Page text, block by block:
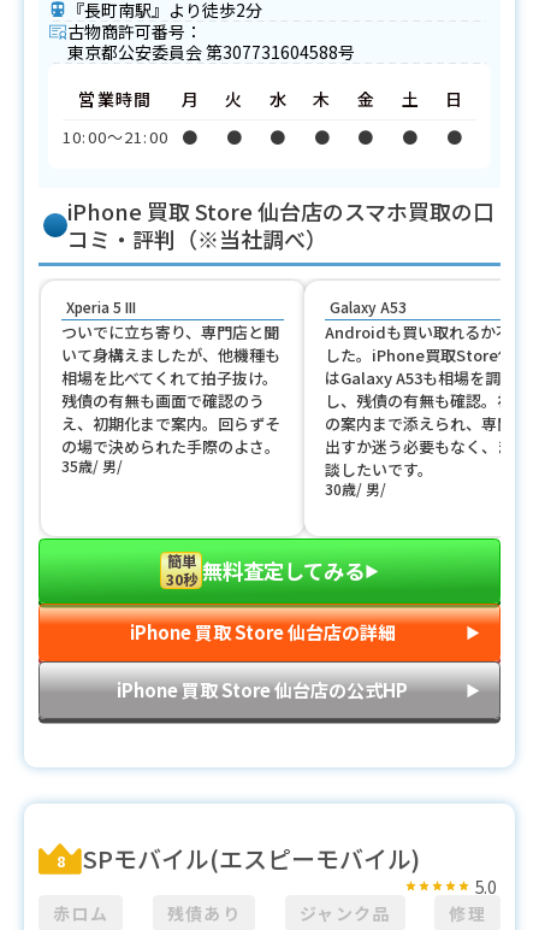
『長町南駅』より徒歩2分
古物商許可番号：
東京都公安委員会 第307731604588号
営業時間
10:00〜21:00
月
●
火
●
水
●
木
●
金
●
土
●
日
●
iPhone 買取 Store 仙台店のスマホ買取の口
コミ・評判（※当社調べ）
Xperia 5 III
ついでに立ち寄り、専門店と聞
いて身構えましたが、他機種も
相場を比べてくれて拍子抜け。
残債の有無も画面で確認のう
え、初期化まで案内。回らずそ
の場で決められた手際のよさ。
35歳 男
Galaxy A53
Androidも買い取れるか不安
した。iPhone買取Store仙台
はGalaxy A53も相場を調べ直
し、残債の有無も確認。初期
の案内まで添えられ、専門店
出すか迷う必要もなく、また
談したいです。
30歳 男
簡単
30秒 無料査定してみる▶︎
iPhone 買取 Store 仙台店の詳細 ▶︎
iPhone 買取 Store 仙台店の公式HP ▶︎
8 SPモバイル(エスピーモバイル)
赤ロム 残債あり ジャンク品 修理
5.0